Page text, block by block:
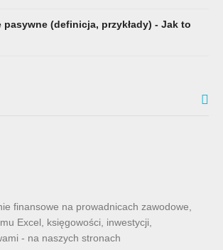
pasywne (definicja, przykłady) - Jak to
finansowe na prowadnicach zawodowe,
Excel, księgowości, inwestycji,
- na naszych stronach